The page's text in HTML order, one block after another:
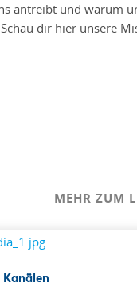
antreibt und warum
dir hier unsere
MEHR ZUM
Kanälen